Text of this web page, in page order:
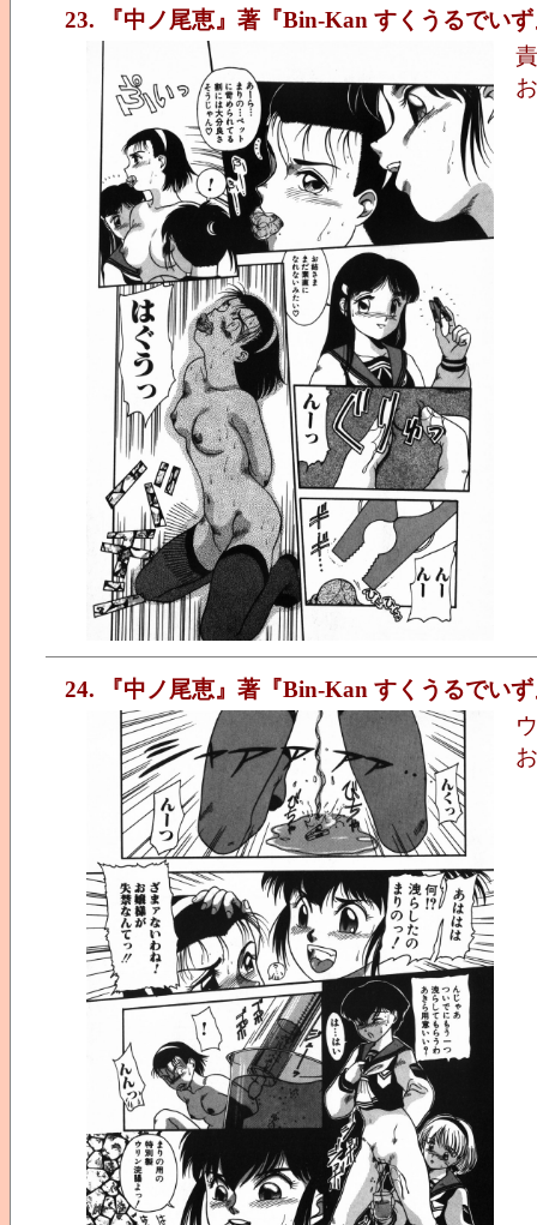
23. 『中ノ尾恵』著『Bin-Kan すくうるでい
24. 『中ノ尾恵』著『Bin-Kan すくうるでい